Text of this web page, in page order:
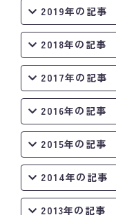
2019年の記事
2018年の記事
2017年の記事
2016年の記事
2015年の記事
2014年の記事
2013年の記事